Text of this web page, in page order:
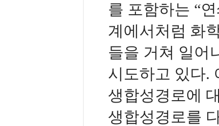
를 포함하는 “
계에서처럼 화
들을 거쳐 일어
시도하고 있다.
생합성경로에
생합성경로를